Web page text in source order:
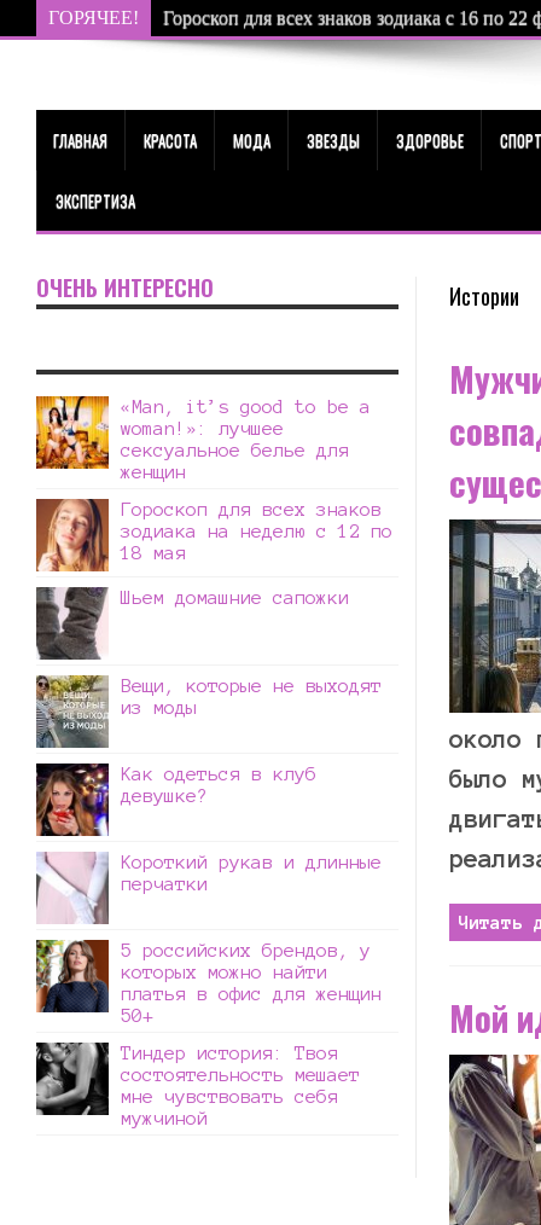
ГОРЯЧЕЕ! Гороскоп для всех знаков зодиака с 16 по 22
ГЛАВНАЯ КРАСОТА МОДА ЗВЕЗДЫ ЗДОРОВЬЕ СПОРТ
ЭКСПЕРТИЗА
Истории
около
было
Читать
Мой
ОЧЕНЬ ИНТЕРЕСНО
«Man, it’s good to be a
woman!»: лучшее
сексуальное белье для
женщин
Гороскоп для всех знаков
зодиака на неделю с 12 по
18 мая
Шьем домашние сапожки
Вещи, которые не выходят
из моды
Как одеться в клуб
девушке?
Короткий рукав и длинные
перчатки
5 российских брендов, у
которых можно найти
платья в офис для женщин
50+
Тиндер история: Твоя
состоятельность мешает
мне чувствовать себя
мужчиной